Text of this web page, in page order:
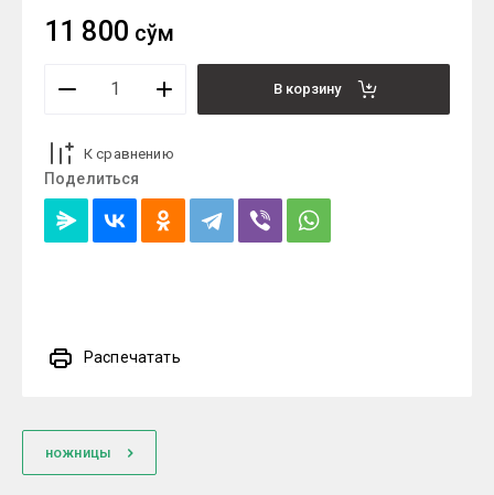
11 800 сўм
В корзину
К сравнению
Поделиться
Распечатать
ножницы